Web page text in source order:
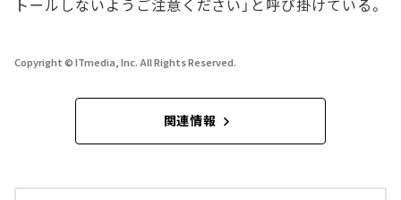
トールしないようご注意ください」と呼び掛けている。
Copyright © ITmedia, Inc. All Rights Reserved.
関連情報